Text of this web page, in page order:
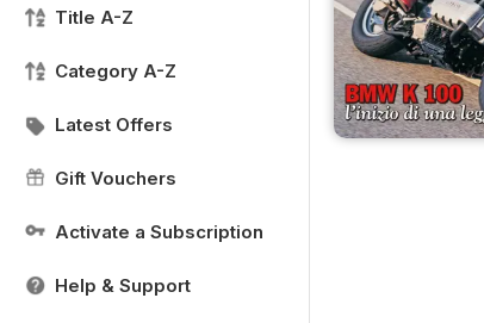
Title A-Z
Category A-Z
Latest Offers
Gift Vouchers
Activate a Subscription
Help & Support